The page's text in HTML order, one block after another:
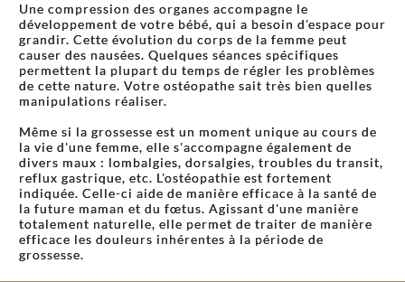
Une compression des organes accompagne le
développement de votre bébé, qui a besoin d'espace pour
grandir. Cette évolution du corps de la femme peut
causer des nausées. Quelques séances spécifiques
permettent la plupart du temps de régler les problèmes
de cette nature. Votre ostéopathe sait très bien quelles
manipulations réaliser.
Même si la grossesse est un moment unique au cours de
la vie d'une femme, elle s'accompagne également de
divers maux : lombalgies, dorsalgies, troubles du transit,
reflux gastrique, etc. L'ostéopathie est fortement
indiquée. Celle-ci aide de manière efficace à la santé de
la future maman et du fœtus. Agissant d'une manière
totalement naturelle, elle permet de traiter de manière
efficace les douleurs inhérentes à la période de
grossesse.